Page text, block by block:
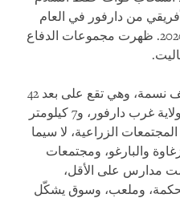
من دارفور في العام
مهمتها في العام 2020. ظهرت مجموعات الدفاع
يقطن بلدة مستري حوالي 46 ألف نسمة، وهي تقع على بعد 42
كيلومتر جنوب الجنينة، عاصمة ولاية غرب دارفور، و7 كيلومتر
الزراعية، لا سيما
والبارغو، ومجتمعات
ست مدارس على الأقل،
وملعب، وسوق يشكّل